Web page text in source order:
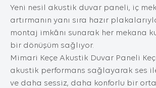
Yeni nesil akustik duvar paneli, iç
artırmanın yanı sıra hazır
montaj imkânı sunarak her mekana
bir dönüşüm sağlıyor.
Mimari Keçe Akustik Duvar Paneli
akustik performans sağlayarak ses
ve daha sessiz, daha konforlu bir
yapmamıza yardımcı olur. Böylece bir
ziyaretinizde daha iyi ve
kullanım deneyimi yaşayabilirsiniz.
İnternet Sitemizde çerez
başlıca amaçları aşağıda
İnternet sitesinin işlevselliğini ve
performansını arttırmak yoluyla
sunulan hizmetleri geliştirmek,